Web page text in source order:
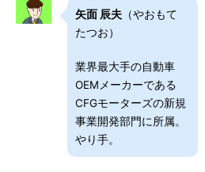
矢面 辰夫 （やおもて
たつお）
業界最大手の自動車
OEMメーカーである
CFGモーターズの新規
事業開発部門に所属。
やり手。